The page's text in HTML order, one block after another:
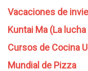
Vacaciones de
Kuntai Ma (La
Cursos de Cocina
Mundial de Pizza